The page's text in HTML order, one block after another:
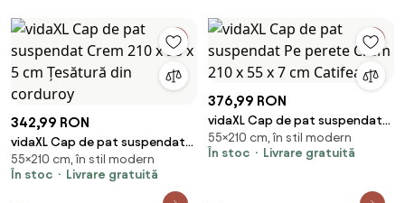
342,99 RON
vidaXL Cap de pat suspendat
Crem 210 x 55 x 5 cm Țesătură
din corduroy
55×210 cm, în stil modern
În stoc
Livrare gratuită
376,99 RON
vidaXL Cap de pat suspendat
Pe perete Crem 210 x 55 x 7 cm
Catifea
55×210 cm, în stil modern
În stoc
Livrare gratuită